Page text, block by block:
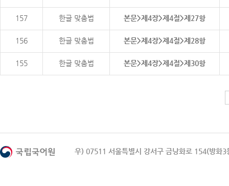
157 한글 맞춤법 본문>제4장>제4절>제27항
156 한글 맞춤법 본문>제4장>제4절>제28항
155 한글 맞춤법 본문>제4장>제4절>제30항
우) 07511 서울특별시 강서구 금낭화로 154(방화3